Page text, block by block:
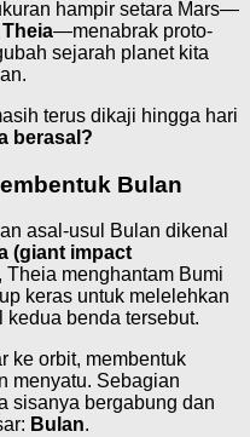
hampir setara Mars—
Theia—menabrak proto-
sejarah planet kita
terus dikaji hingga hari
berasal?
Bulan
asal-usul Bulan dikenal
(giant impact
Theia menghantam Bumi
keras untuk melelehkan
benda tersebut.
ke orbit, membentuk
menyatu. Sebagian
sisanya bergabung dan
Bulan.